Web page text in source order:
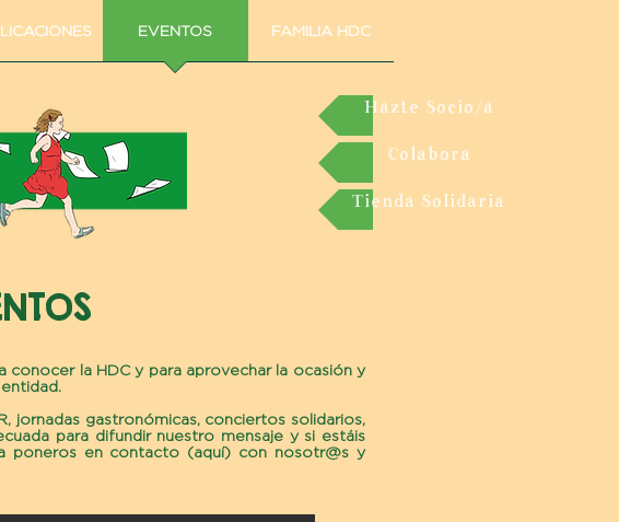
Hazte Socio/a
Colabora
Tienda Solidaria
conocer la HDC y para aprovechar la ocasión y
jornadas gastronómicas, conciertos solidarios,
para difundir nuestro mensaje y si estáis
poneros en contacto (aquí) con nosotr@s y
EVENTOS FAMILIA HDC